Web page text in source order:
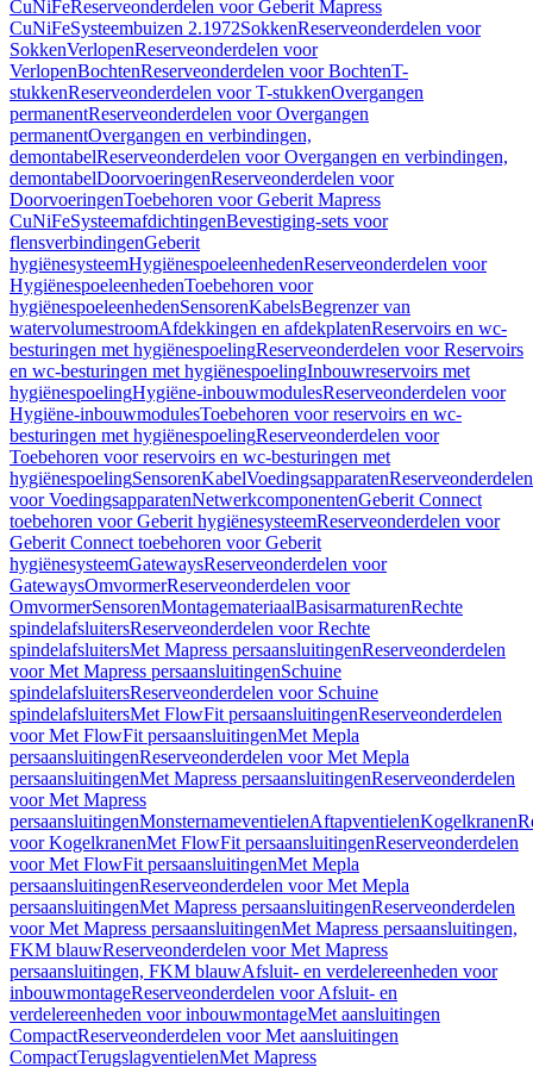
CuNiFeReserveonderdelen voor Geberit Mapress
CuNiFeSysteembuizen 2.1972SokkenReserveonderdelen voor
SokkenVerlopenReserveonderdelen voor
VerlopenBochtenReserveonderdelen voor BochtenT-
stukkenReserveonderdelen voor T-stukkenOvergangen
permanentReserveonderdelen voor Overgangen
permanentOvergangen en verbindingen,
demontabelReserveonderdelen voor Overgangen en verbindingen,
demontabelDoorvoeringenReserveonderdelen voor
DoorvoeringenToebehoren voor Geberit Mapress
CuNiFeSysteemafdichtingenBevestiging-sets voor
flensverbindingenGeberit
hygiënesysteemHygiënespoeleenhedenReserveonderdelen voor
HygiënespoeleenhedenToebehoren voor
hygiënespoeleenhedenSensorenKabelsBegrenzer van
watervolumestroomAfdekkingen en afdekplatenReservoirs en wc-
besturingen met hygiënespoelingReserveonderdelen voor Reservoirs
en wc-besturingen met hygiënespoelingInbouwreservoirs met
hygiënespoelingHygiëne-inbouwmodulesReserveonderdelen voor
Hygiëne-inbouwmodulesToebehoren voor reservoirs en wc-
besturingen met hygiënespoelingReserveonderdelen voor
Toebehoren voor reservoirs en wc-besturingen met
hygiënespoelingSensorenKabelVoedingsapparatenReserveonderdelen
voor VoedingsapparatenNetwerkcomponentenGeberit Connect
toebehoren voor Geberit hygiënesysteemReserveonderdelen voor
Geberit Connect toebehoren voor Geberit
hygiënesysteemGatewaysReserveonderdelen voor
GatewaysOmvormerReserveonderdelen voor
OmvormerSensorenMontagemateriaalBasisarmaturenRechte
spindelafsluitersReserveonderdelen voor Rechte
spindelafsluitersMet Mapress persaansluitingenReserveonderdelen
voor Met Mapress persaansluitingenSchuine
spindelafsluitersReserveonderdelen voor Schuine
spindelafsluitersMet FlowFit persaansluitingenReserveonderdelen
voor Met FlowFit persaansluitingenMet Mepla
persaansluitingenReserveonderdelen voor Met Mepla
persaansluitingenMet Mapress persaansluitingenReserveonderdelen
voor Met Mapress
persaansluitingenMonsternameventielenAftapventielenKogelkranen
voor KogelkranenMet FlowFit persaansluitingenReserveonderdelen
voor Met FlowFit persaansluitingenMet Mepla
persaansluitingenReserveonderdelen voor Met Mepla
persaansluitingenMet Mapress persaansluitingenReserveonderdelen
voor Met Mapress persaansluitingenMet Mapress persaansluitingen,
FKM blauwReserveonderdelen voor Met Mapress
persaansluitingen, FKM blauwAfsluit- en verdelereenheden voor
inbouwmontageReserveonderdelen voor Afsluit- en
verdelereenheden voor inbouwmontageMet aansluitingen
CompactReserveonderdelen voor Met aansluitingen
CompactTerugslagventielenMet Mapress